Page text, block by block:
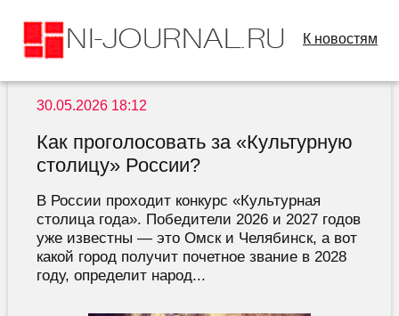
К новостям
30.05.2026 18:12
Как проголосовать за «Культурную
столицу» России?
В России проходит конкурс «Культурная
столица года». Победители 2026 и 2027 годов
уже известны — это Омск и Челябинск, а вот
какой город получит почетное звание в 2028
году, определит народ...